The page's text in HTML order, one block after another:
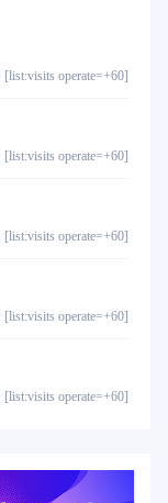
[list:visits operate=+60]
[list:visits operate=+60]
[list:visits operate=+60]
[list:visits operate=+60]
[list:visits operate=+60]